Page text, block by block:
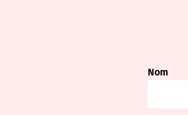
Nom